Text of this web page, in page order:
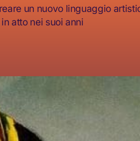
un nuovo linguaggio
atto nei suoi anni